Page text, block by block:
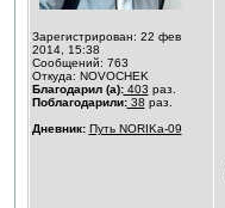
Зарегистрирован: 22 фев
2014, 15:38
Сообщений: 763
Откуда: NOVOCHEK
Благодарил (а):403 раз.
Поблагодарили:38 раз.
Дневник: Путь NORIKа-09